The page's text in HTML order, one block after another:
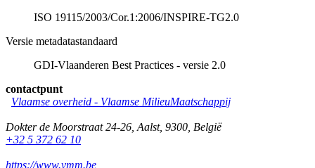
ISO 19115/2003/Cor.1:2006/INSPIRE-TG2.0
Versie metadatastandaard
GDI-Vlaanderen Best Practices - versie 2.0
contactpunt
Vlaamse overheid - Vlaamse MilieuMaatschappij
Dokter de Moorstraat 24-26 Aalst, 9300 België
+32 5 372 62 10
https://www.vmm.be